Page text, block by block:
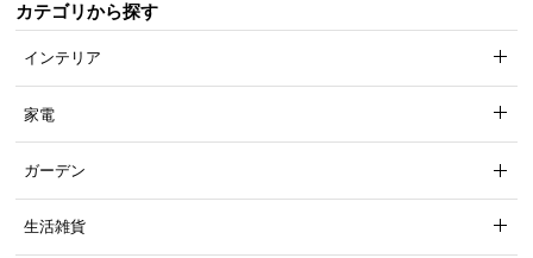
カテゴリから探す
インテリア
家電
ガーデン
生活雑貨